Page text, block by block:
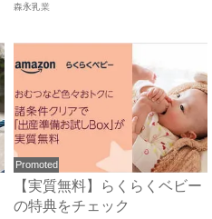
森永乳業
Promoted
【実質無料】らくらくベビー
の特典をチェック